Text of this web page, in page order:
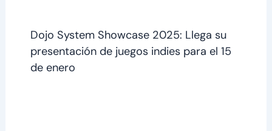
Dojo System Showcase 2025: Llega su
presentación de juegos indies para el 15
de enero